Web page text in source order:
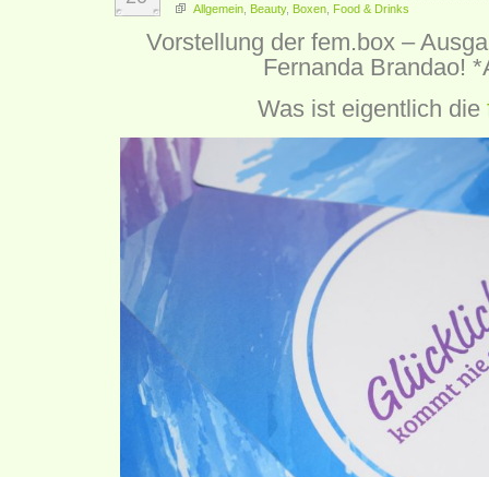
Allgemein Beauty, Boxen Food & Drinks
Vorstellung der fem.box –
Fernanda Brandao!
Was ist eigentlich die